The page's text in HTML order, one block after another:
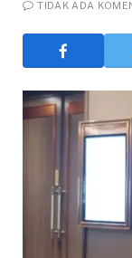
TIDAK ADA